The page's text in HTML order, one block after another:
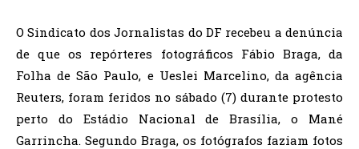
O Sindicato dos Jornalistas do DF recebeu a denúncia
de que os repórteres fotográficos Fábio Braga, da
Folha de São Paulo, e Ueslei Marcelino, da agência
Reuters, foram feridos no sábado (7) durante protesto
perto do Estádio Nacional de Brasília, o Mané
Garrincha. Segundo Braga, os fotógrafos faziam fotos